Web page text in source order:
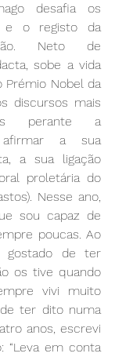
desafia os
e o registo da
Neto de
sobe a vida
Prémio Nobel da
discursos mais
perante a
afirmar a sua
a sua ligação
proletária do
Nesse ano,
sou capaz de
poucas. Ao
gostado de ter
os tive quando
vivi muito
ter dito numa
anos, escrevi
“Leva em conta